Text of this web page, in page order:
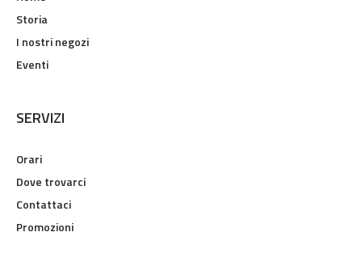
Storia
I nostri negozi
Eventi
SERVIZI
Orari
Dove trovarci
Contattaci
Promozioni